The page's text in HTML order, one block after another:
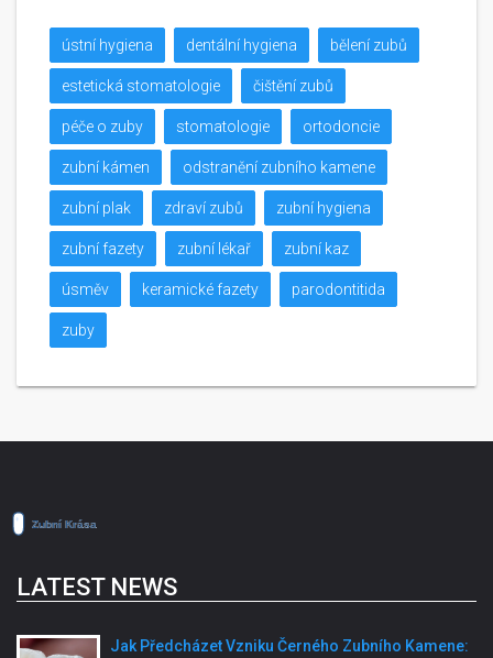
ústní hygiena dentální hygiena bělení zubů
estetická stomatologie čištění zubů
péče o zuby stomatologie ortodoncie
zubní kámen odstranění zubního kamene
zubní plak zdraví zubů zubní hygiena
zubní fazety zubní lékař zubní kaz
úsměv keramické fazety parodontitida
zuby
LATEST NEWS
Jak Předcházet Vzniku Černého Zubního Kamene: